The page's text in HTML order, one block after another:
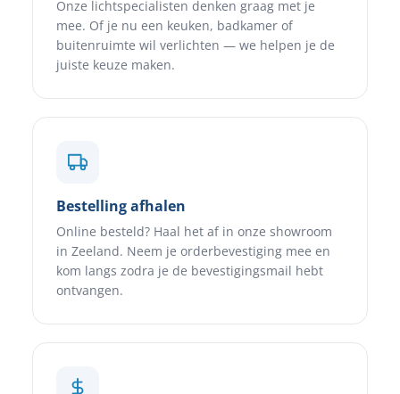
Onze lichtspecialisten denken graag met je
mee. Of je nu een keuken, badkamer of
buitenruimte wil verlichten — we helpen je de
juiste keuze maken.
Bestelling afhalen
Online besteld? Haal het af in onze showroom
in Zeeland. Neem je orderbevestiging mee en
kom langs zodra je de bevestigingsmail hebt
ontvangen.